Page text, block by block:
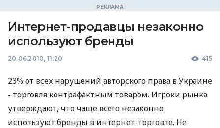
Интернет-продавцы незаконно
используют бренды
20.06.2010, 11:20 415
23% от всех нарушений авторского права в Украине
- торговля контрафактным товаром. Игроки рынка
утверждают, что чаще всего незаконно
используют бренды в интернет-торговле. Не